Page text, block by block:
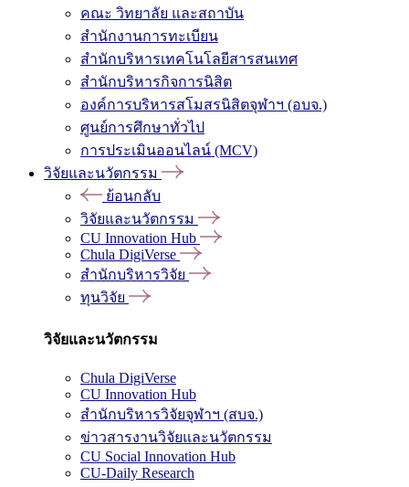
คณะ วิทยาลัย และสถาบัน
สำนักงานการทะเบียน
สำนักบริหารเทคโนโลยีสารสนเทศ
สำนักบริหารกิจการนิสิต
องค์การบริหารสโมสรนิสิตจุฬาฯ (อบจ.)
ศูนย์การศึกษาทั่วไป
การประเมินออนไลน์ (MCV)
วิจัยและนวัตกรรม
ย้อนกลับ
วิจัยและนวัตกรรม
CU Innovation Hub
Chula DigiVerse
สำนักบริหารวิจัย
ทุนวิจัย
วิจัยและนวัตกรรม
Chula DigiVerse
CU Innovation Hub
สำนักบริหารวิจัยจุฬาฯ (สบจ.)
ข่าวสารงานวิจัยและนวัตกรรม
CU Social Innovation Hub
CU-Daily Research